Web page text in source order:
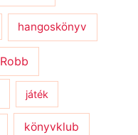
hangoskönyv
játék
könyvklub